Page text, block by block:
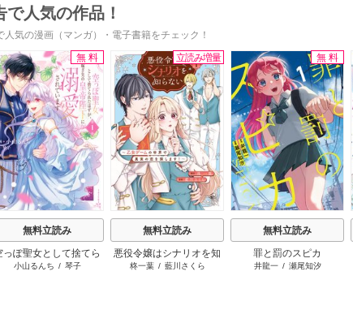
で人気の作品！
人気の漫画（マンガ）・電子書籍をチェック！
o
s
無料
無料立読み
っぽ聖女として捨てら
れたはずが、嫁ぎ先の皇
小山るんち / 琴子
立読み増量
無料立読み
悪役令嬢はシナリオを知
らない ～乙女ゲームの世
柊一葉/ 藍川さくら
無料
無料立読み
罪と罰のスピカ
井龍一/ 瀬尾知汐